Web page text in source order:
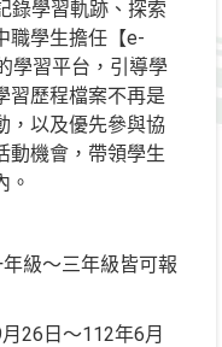
錄學習軌跡、探索
職學生擔任【e-
學習平台，引導學
習歷程檔案不再是
，以及優先參與協
動機會，帶領學生
。
級～三年級皆可報
26日～112年6月